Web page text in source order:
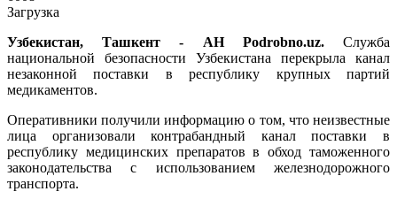
Загрузка
Узбекистан, Ташкент - АН Podrobno.uz. Служба
национальной безопасности Узбекистана перекрыла канал
незаконной поставки в республику крупных партий
медикаментов.
Оперативники получили информацию о том, что неизвестные
лица организовали контрабандный канал поставки в
республику медицинских препаратов в обход таможенного
законодательства с использованием железнодорожного
транспорта.